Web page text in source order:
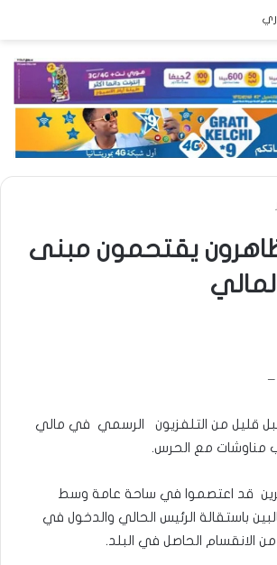
يقتحمون مبنى
قليل من التلفزيون الرسمي في مالي
مناوشات مع الحرس.
قد اعتصموا في ساحة عامة وسط
باستقالة الرئيس الحالي والدخول في
الانقسام الحاصل في البلد.